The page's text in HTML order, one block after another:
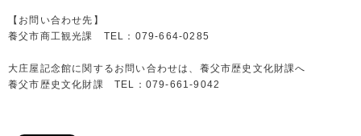
【お問い合わせ先】
養父市商工観光課 TEL：079-664-0285
大庄屋記念館に関するお問い合わせは、養父市歴史文化財課へ
養父市歴史文化財課 TEL：079-661-9042